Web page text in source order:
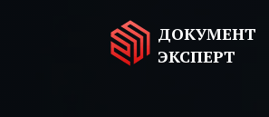
ДОКУМЕНТ
ЭКСПЕРТ